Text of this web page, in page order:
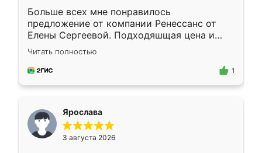
Больше всех мне понравилось
предложение от компании Ренессанс от
Елены Сергеевой. Подходяшщая цена и
короткие сроки изготовления. Приехавший
для замера сотрудник Владислав
предложил по моему эскизу самый
Читать полностью
1
Ярослава
3 августа 2026